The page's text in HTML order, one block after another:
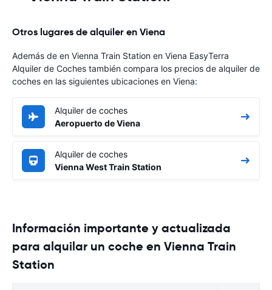
Otros lugares de alquiler en Viena
Además de en Vienna Train Station en Viena EasyTerra
Alquiler de Coches también compara los precios de alquiler de
coches en las siguientes ubicaciones en Viena:
Alquiler de coches
Aeropuerto de Viena
Alquiler de coches
Vienna West Train Station
Información importante y actualizada
para alquilar un coche en Vienna Train
Station